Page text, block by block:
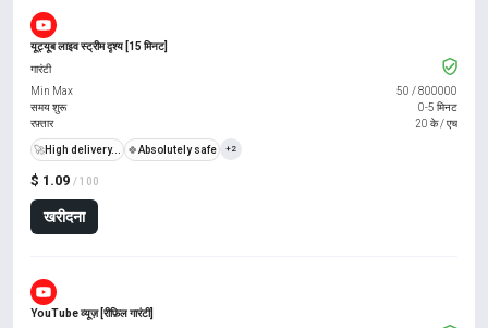
यूट्यूब लाइव स्ट्रीम दृश्य [15 मिनट]
$ 1.09 / 100
खरीदना
गारंटी
Min Max
50 /800000
समय शुरू
0-5 मिनट
रफ़्तार
20 के / एच
🚀High delivery... 🍀Absolutely safe +2
YouTube व्यूज़ [रीफ़िल गारंटी]